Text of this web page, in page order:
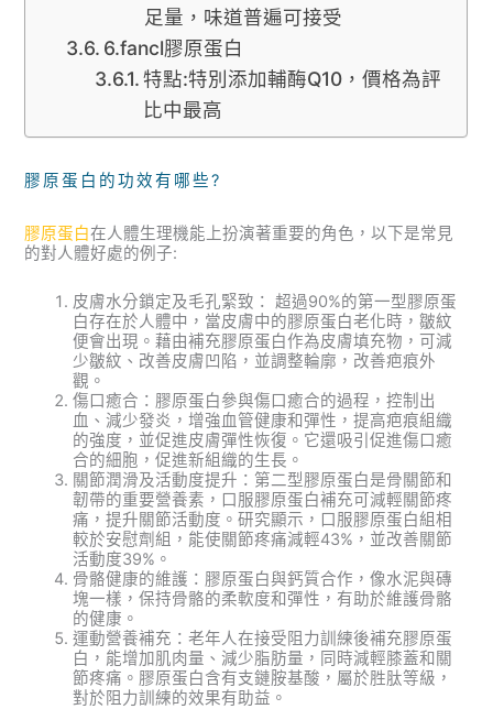
足量，味道普遍可接受
6.fancl膠原蛋白
特點:特別添加輔酶Q10，價格為評
比中最高
膠原蛋白的功效有哪些?
膠原蛋白在人體生理機能上扮演著重要的角色，以下是常見
的對人體好處的例子:
皮膚水分鎖定及毛孔緊致： 超過90%的第一型膠原蛋
白存在於人體中，當皮膚中的膠原蛋白老化時，皺紋
便會出現。藉由補充膠原蛋白作為皮膚填充物，可減
少皺紋、改善皮膚凹陷，並調整輪廓，改善疤痕外
觀。
傷口癒合：膠原蛋白參與傷口癒合的過程，控制出
血、減少發炎，增強血管健康和彈性，提高疤痕組織
的強度，並促進皮膚彈性恢復。它還吸引促進傷口癒
合的細胞，促進新組織的生長。
關節潤滑及活動度提升：第二型膠原蛋白是骨關節和
韌帶的重要營養素，口服膠原蛋白補充可減輕關節疼
痛，提升關節活動度。研究顯示，口服膠原蛋白組相
較於安慰劑組，能使關節疼痛減輕43%，並改善關節
活動度39%。
骨骼健康的維護：膠原蛋白與鈣質合作，像水泥與磚
塊一樣，保持骨骼的柔軟度和彈性，有助於維護骨骼
的健康。
運動營養補充：老年人在接受阻力訓練後補充膠原蛋
白，能增加肌肉量、減少脂肪量，同時減輕膝蓋和關
節疼痛。膠原蛋白含有支鏈胺基酸，屬於胜肽等級，
對於阻力訓練的效果有助益。